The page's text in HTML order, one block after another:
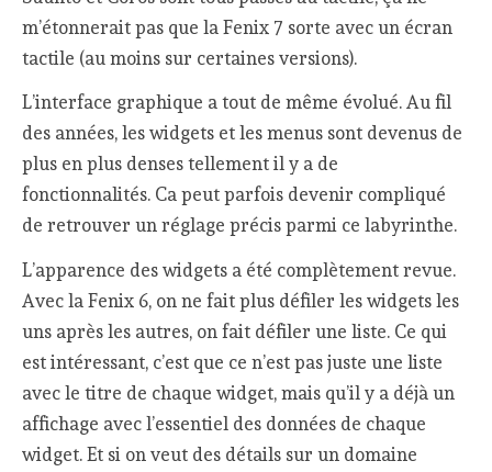
m’étonnerait pas que la Fenix 7 sorte avec un écran
tactile (au moins sur certaines versions).
L’interface graphique a tout de même évolué. Au fil
des années, les widgets et les menus sont devenus de
plus en plus denses tellement il y a de
fonctionnalités. Ca peut parfois devenir compliqué
de retrouver un réglage précis parmi ce labyrinthe.
L’apparence des widgets a été complètement revue.
Avec la Fenix 6, on ne fait plus défiler les widgets les
uns après les autres, on fait défiler une liste. Ce qui
est intéressant, c’est que ce n’est pas juste une liste
avec le titre de chaque widget, mais qu’il y a déjà un
affichage avec l’essentiel des données de chaque
widget. Et si on veut des détails sur un domaine